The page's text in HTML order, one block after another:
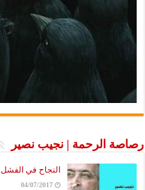
رصاصة الرحمة | نجيب نصير
النجاح في الفشل
04/07/2017